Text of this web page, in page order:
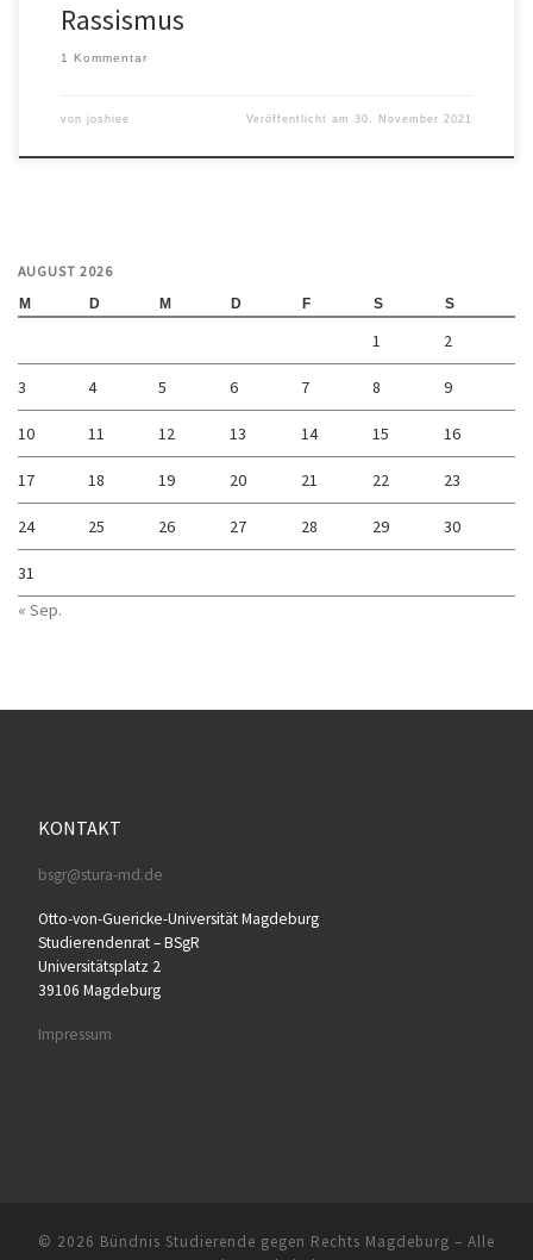
Rassismus
1 Kommentar
von joshiee Veröffentlicht am30. November 2021
AUGUST 2026
M D M D F S S
1 2
3 4 5 6 7 8 9
10 11 12 13 14 15 16
17 18 19 20 21 22 23
24 25 26 27 28 29 30
31
« Sep.
KONTAKT
bsgr@stura-md.de
Otto-von-Guericke-Universität Magdeburg
Studierendenrat – BSgR
Universitätsplatz 2
39106 Magdeburg
Impressum
© 2026 Bündnis Studierende gegen Rechts Magdeburg – Alle